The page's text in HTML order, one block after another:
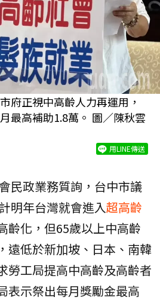
府正視中高齡人力再運用，
最高補助1.8萬。 圖／陳秋雲
用LINE傳送
民政業務質詢，台中市議
明年台灣就會進入超高齡
齡化，但65歲以上中高齡
遠低於新加坡、日本、南韓
勞工局提高中高齡及高齡者
表示祭出每月獎勵金最高